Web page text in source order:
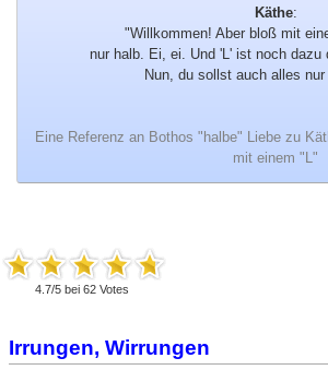
Käthe:
"Willkommen! Aber bloß mit
nur halb. Ei, ei. Und 'L' ist noch dazu
Nun, du sollst auch alles
Eine Referenz an Bothos "halbe" Liebe zu
mit einem "L"
4.7/5 bei 62 Votes
Irrungen, Wirrungen